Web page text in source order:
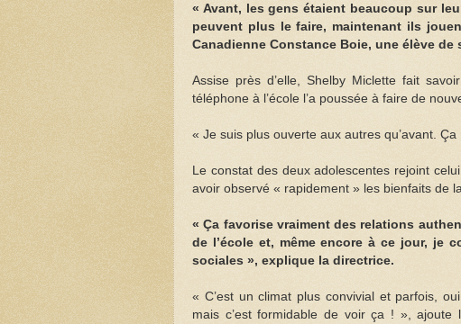
« Avant, les gens étaient beaucoup sur
peuvent plus le faire, maintenant ils
Canadienne Constance Boie, une élève de
Assise près d’elle, Shelby Miclette fait
téléphone à l’école l’a poussée à faire de
« Je suis plus ouverte aux autres qu’avant.
Le constat des deux adolescentes rejoint
avoir observé « rapidement » les bienfaits de
« Ça favorise vraiment des relations
de l’école et, même encore à ce jour, je
sociales », explique la directrice.
« C’est un climat plus convivial et parfois,
mais c’est formidable de voir ça ! »,